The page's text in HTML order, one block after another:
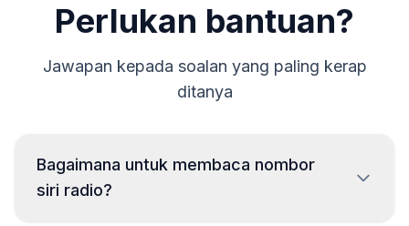
Perlukan bantuan?
Jawapan kepada soalan yang paling kerap
ditanya
Bagaimana untuk membaca nombor
siri radio?